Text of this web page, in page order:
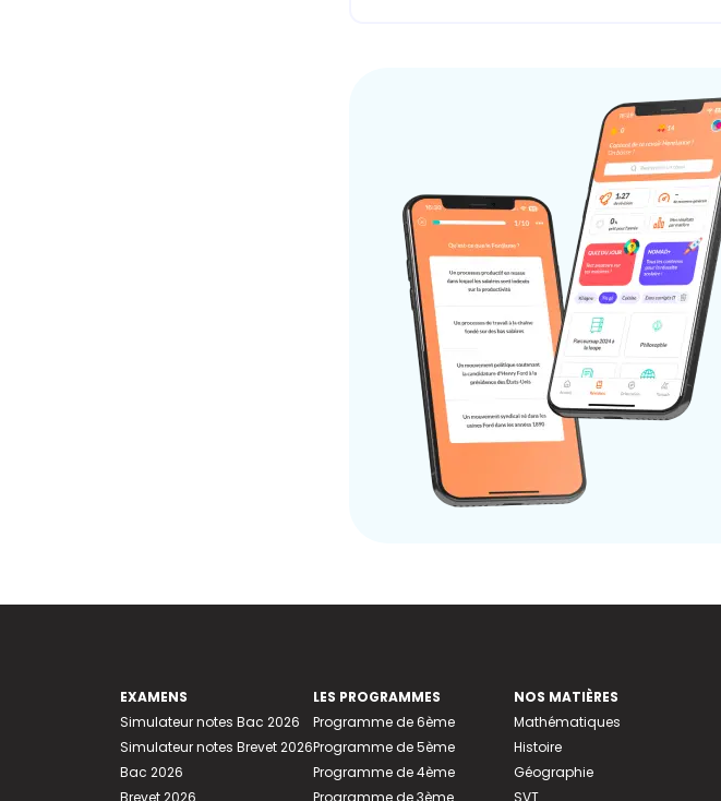
EXAMENS
Simulateur notes Bac 2026
Simulateur notes Brevet 2026
Bac 2026
Brevet 2026
LES PROGRAMMES
Programme de 6ème
Programme de 5ème
Programme de 4ème
Programme de 3ème
NOS MATIÈRES
Mathématiques
Histoire
Géographie
SVT